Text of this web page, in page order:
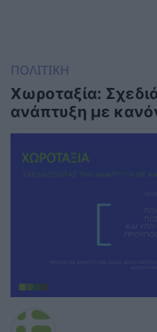
ΠΟΛΙΤΙΚΗ
Χωροταξία:
ανάπτυξη με